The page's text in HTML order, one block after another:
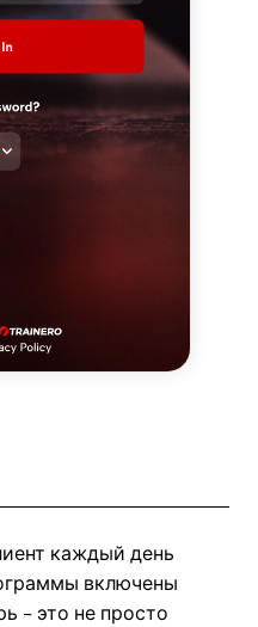
каждый день
включены
- это не просто